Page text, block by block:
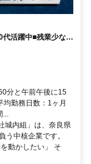
代活躍中■残業少なめ
6年連続支給中■週
分と午前午後に15
均勤務日数：1ヶ月
...
城内組」は、奈良県
う中核企業です。
動かしたい」 そ